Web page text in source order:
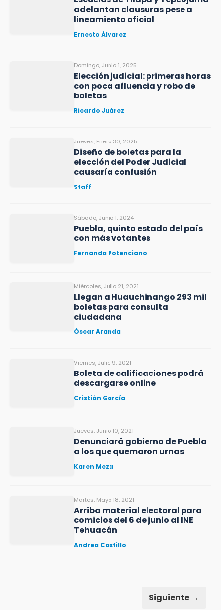
adelantan clausuras pese a
lineamiento oficial
Ernesto Álvarez
Domingo, Junio 1, 2025
Elección judicial: primeras horas
con poca afluencia y robo de
boletas
Ricardo Juárez
Jueves, Enero 30, 2025
Diseño de boletas para la
elección del Poder Judicial
causaría confusión
Staff
Sábado, Junio 1, 2024
Puebla, quinto estado del país
con más votantes
Fernanda Potenciano
Miércoles, Julio 21, 2021
Llegan a Huauchinango 293 mil
boletas para consulta
ciudadana
Óscar Aranda
Viernes, Julio 9, 2021
Boleta de calificaciones podrá
descargarse online
Cristián García
Jueves, Junio 10, 2021
Denunciará gobierno de Puebla
a los que quemaron urnas
Karen Meza
Martes, Mayo 18, 2021
Arriba material electoral para
comicios del 6 de junio al INE
Tehuacán
Andrea Castillo
Siguiente →